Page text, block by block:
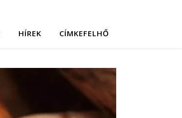
HÍREK CÍMKEFELHŐ